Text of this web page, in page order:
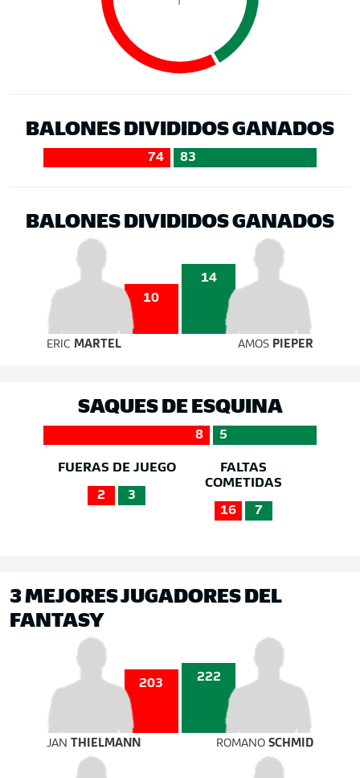
BALONES DIVIDIDOS GANADOS
74 83
BALONES DIVIDIDOS GANADOS
10
14
ERIC MARTEL AMOS PIEPER
SAQUES DE ESQUINA
8 5
FUERAS DE JUEGO
2 3
FALTAS
COMETIDAS
16 7
3 MEJORES JUGADORES DEL
FANTASY
203 222
JAN THIELMANN ROMANOSCHMID